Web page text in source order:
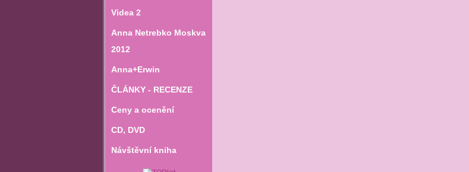
Videa 2
Anna Netrebko Moskva
2012
Anna+Erwin
ČLÁNKY - RECENZE
Ceny a ocenění
CD‚ DVD
Návštěvní kniha